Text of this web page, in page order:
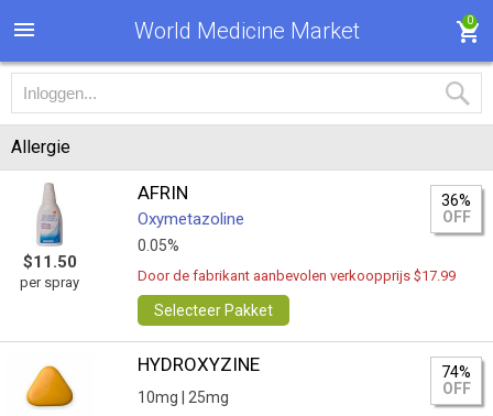
World Medicine Market 0
Allergie
$11.50
per spray
AFRIN
Oxymetazoline
0.05%
36%
OFF
Door de fabrikant aanbevolen verkoopprijs $17.99
Selecteer Pakket
HYDROXYZINE
10mg | 25mg
74%
OFF